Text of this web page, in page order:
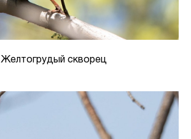
Желтогрудый скворец